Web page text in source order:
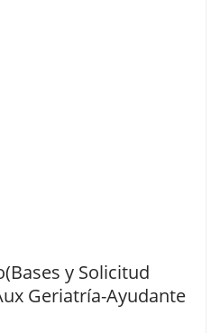
y Solicitud
Geriatría-Ayudante